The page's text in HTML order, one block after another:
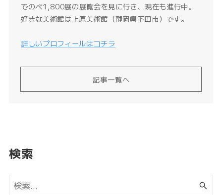
でのべ1,800展の展覧会を見に行き、現在も進行中。
好きな美術館は上原美術館（静岡県下田市）です。
詳しいプロフィールはコチラ
記事一覧へ
検索